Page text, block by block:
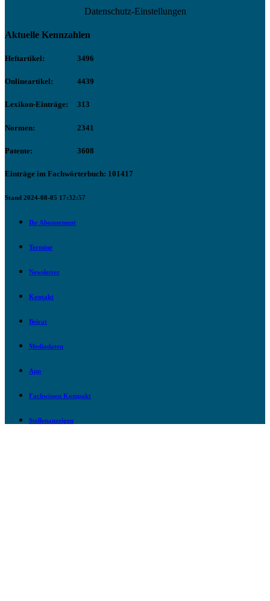
Datenschutz-Einstellungen
Aktuelle Kennzahlen
Heftartikel: 3496
Onlineartikel: 4439
Lexikon-Einträge: 313
Normen: 2341
Patente: 3608
Einträge im Fachwörterbuch: 101417
Stand 2024-08-05 17:32:57
Ihr Abonnement
Termine
Newsletter
Kontakt
Beirat
Mediadaten
App
Fachwissen Kompakt
Stellenanzeigen